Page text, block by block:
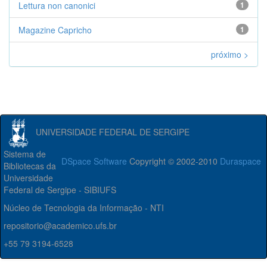
1
Lettura non canonici
1
Magazine Capricho
próximo >
UNIVERSIDADE FEDERAL DE SERGIPE
DSpace Software Copyright © 2002-2010 Duraspace
Sistema de
Bibliotecas da
Universidade
Federal de Sergipe - SIBIUFS
Núcleo de Tecnologia da Informação - NTI
repositorio@academico.ufs.br
+55 79 3194-6528